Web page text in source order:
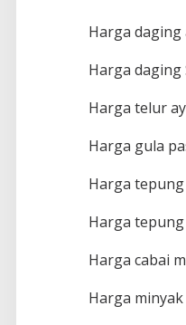
Harga daging
Harga daging
Harga telur
Harga gula
Harga
Harga
Harga cabai
Harga